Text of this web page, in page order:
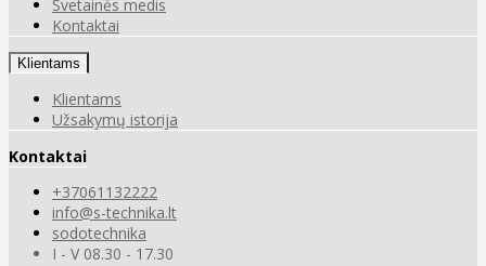
Svetainės medis
Kontaktai
Klientams
Klientams
Užsakymų istorija
Kontaktai
+37061132222
info@s-technika.lt
sodotechnika
I - V 08.30 - 17.30